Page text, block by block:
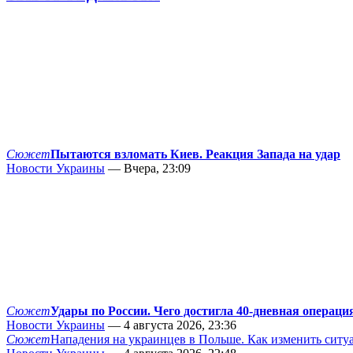
СюжетПытаются взломать Киев. Реакция Запада на удар
Новости Украины — Вчера, 23:09
СюжетУдары по России. Чего достигла 40-дневная
Новости Украины — 4 августа 2026, 23:36
СюжетНападения на украинцев в Польше. Как изменить